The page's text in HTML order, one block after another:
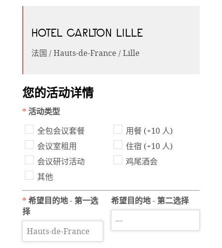
HOTEL CARLTON LILLE
法国 / Hauts-de-France / Lille
您的活动详情
*活动类型
全包会议套餐
用餐 (+10 人)
会议室租用
住宿 (+10 人)
会议研讨活动
鸡尾酒会
其他
*希望目的地 - 第一选
择
希望目的地 - 第二选择